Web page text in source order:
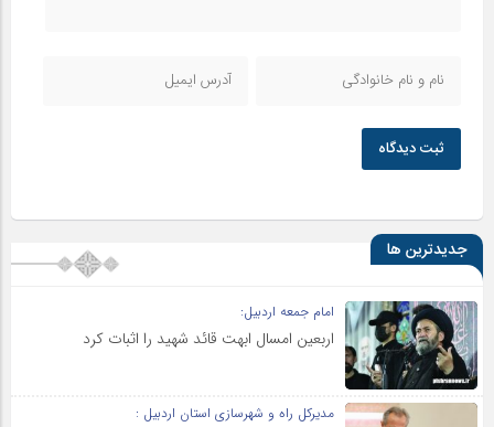
ثبت دیدگاه
جدیدترین ها
امام جمعه اردبیل:
اربعین امسال ابهت قائد شهید را اثبات کرد
مدیرکل راه و شهرسازی استان اردبیل :